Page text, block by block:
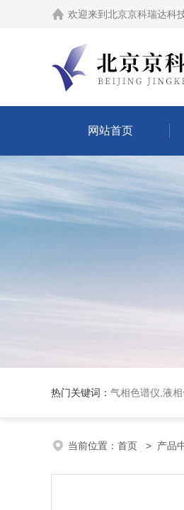
欢迎来到 北京京科瑞达科
网站首页
热门关键词： 气相色谱仪,液相色谱仪,微量硫分析仪
当前位置： 首页 > 产品